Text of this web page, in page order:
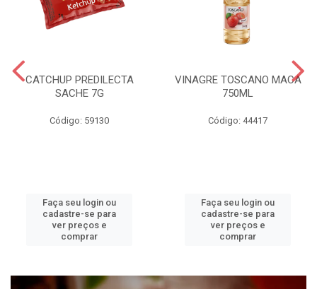
CATCHUP PREDILECTA
SACHE 7G
Código: 59130
Faça seu login ou
cadastre-se para
ver preços e
comprar
VINAGRE TOSCANO MACA
750ML
Código: 44417
Faça seu login ou
cadastre-se para
ver preços e
comprar